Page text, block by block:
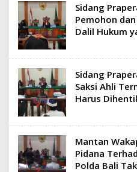
Sidang
Pemohon
Dalil Hukum
Sidang
Saksi Ahli
Harus
Mantan
Pidana
Polda Bali